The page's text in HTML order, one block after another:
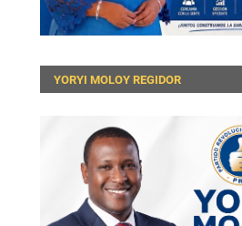
YORYI MOLOY REGIDOR